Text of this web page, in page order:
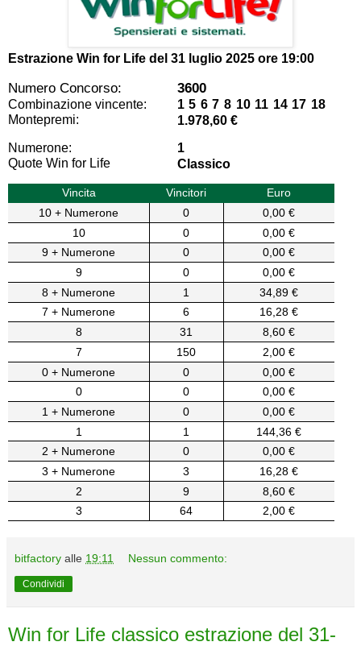
Estrazione Win for Life del 31 luglio 2025 ore 19:00
Numero Concorso: 3600
Combinazione vincente:
1 5 6 7 8 10 11 14 17 18
Montepremi:
1.978,60 €
Numerone:
1
Quote Win for Life
Classico
Vincita Vincitori
Euro
10 + Numerone
0
0,00 €
10
0
0,00 €
9 + Numerone
0
0,00 €
9
0
0,00 €
8 + Numerone
1
34,89 €
7 + Numerone
6
16,28 €
8
31
8,60 €
7
150
2,00 €
0 + Numerone
0
0,00 €
0
0
0,00 €
1 + Numerone
0
0,00 €
1
1
144,36 €
2 + Numerone
0
0,00 €
3 + Numerone
3
16,28 €
2
9
8,60 €
3
64 2,00 €
bitfactory alle 19:11 Nessun commento:
Condividi
Win for Life classico estrazione del 31-